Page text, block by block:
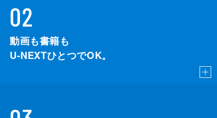
02
動画も書籍も
U-NEXTひとつでOK。